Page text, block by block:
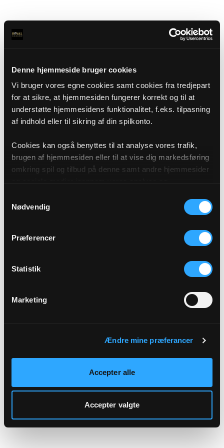
Denne hjemmeside bruger cookies
Vi bruger vores egne cookies samt cookies fra tredjepart
for at sikre, at hjemmesiden fungerer korrekt og til at
understøtte hjemmesidens funktionalitet, f.eks. tilpasning
af indhold eller til sikring af din spilkonto.
Cookies kan også benyttes til at analyse vores trafik,
brugen af hjemmesiden eller til at vise dig markedsføring
omkring spil og tilbud på denne samt andre hjemmesider
af cookies under "Detaljer" eller ved at klikke videre til
vores Cookiepolitik, som du finder i bunden af vores
Nødvendig
Præferencer
Statistik
Marketing
Ændre mine præferancer
Accepter alle
Accepter valgte